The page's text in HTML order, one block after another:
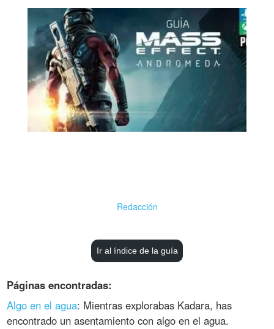
Redacción
Ir al índice de la guía
Páginas encontradas:
Algo en el agua: Mientras explorabas Kadara, has
encontrado un asentamiento con algo en el agua.